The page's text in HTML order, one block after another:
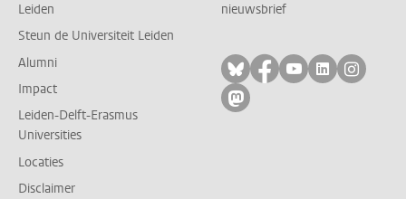
Leiden
Steun de Universiteit Leiden
Alumni
Impact
Leiden-Delft-Erasmus
Universities
Locaties
Disclaimer
nieuwsbrief
Volg ons op bluesky
Volg ons op
Volg ons op
Volg ons
Volg
Volg ons op mastodon